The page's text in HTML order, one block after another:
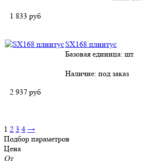
1 833 руб
SХ168 плинтус
Базовая единица: шт
Наличие: под заказ
2 937 руб
1 2 3 4 →
Подбор параметров
Цена
От